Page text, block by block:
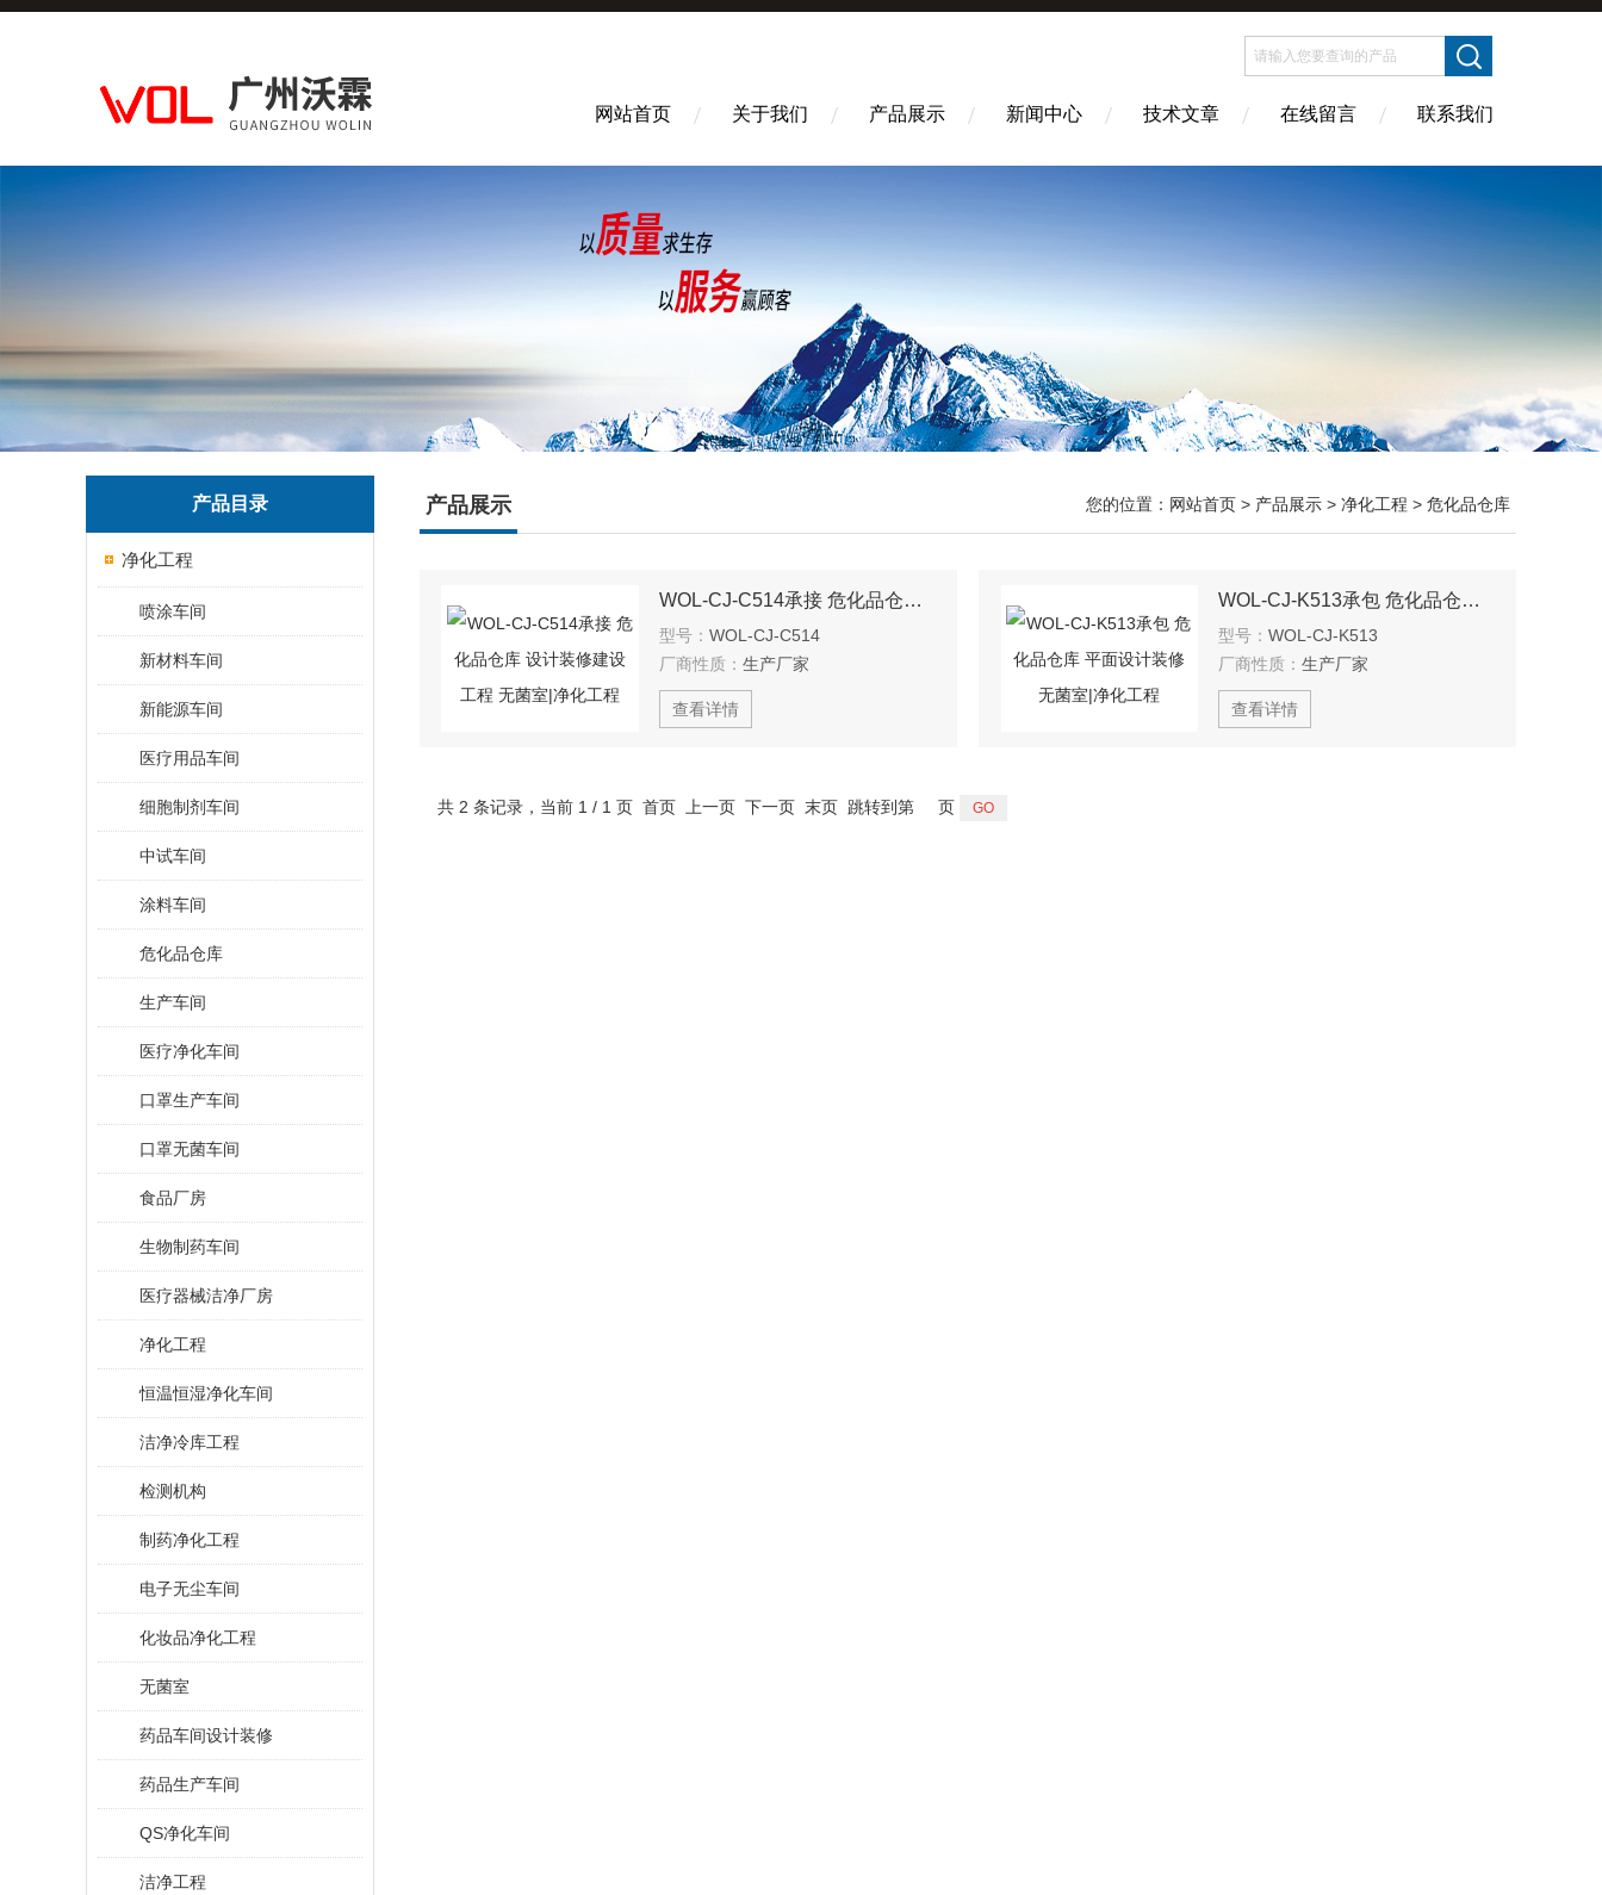
网站首页 关于我们 产品展示 新闻中心 技术文章 在线留言 联系我们
产品目录
净化工程
喷涂车间
新材料车间
新能源车间
医疗用品车间
细胞制剂车间
中试车间
涂料车间
危化品仓库
生产车间
医疗净化车间
口罩生产车间
口罩无菌车间
食品厂房
生物制药车间
医疗器械洁净厂房
净化工程
恒温恒湿净化车间
洁净冷库工程
检测机构
制药净化工程
电子无尘车间
化妆品净化工程
无菌室
药品车间设计装修
药品生产车间
QS净化车间
洁净工程
产品展示 您的位置： 网站首页 > 产品展示 > 净化工程 > 危化品仓库
WOL-CJ-C514承接 危化品仓库 设计装修建设工程 无菌室|净化工程
型号： WOL-CJ-C514
厂商性质： 生产厂家
查看详情
WOL-CJ-K513承包 危化品仓库 平面设计装修 无菌室|净化工程
型号： WOL-CJ-K513
厂商性质： 生产厂家
查看详情
共 2 条记录，当前 1 / 1 页 首页 上一页 下一页 末页 跳转到第 页